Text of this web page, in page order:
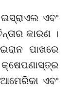
ଏବଂ
କାରଣ ।
ପାଖରେ
ଏବଂ